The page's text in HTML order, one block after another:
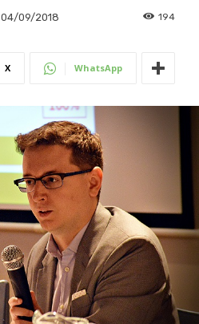
04/09/2018 194
X WhatsApp